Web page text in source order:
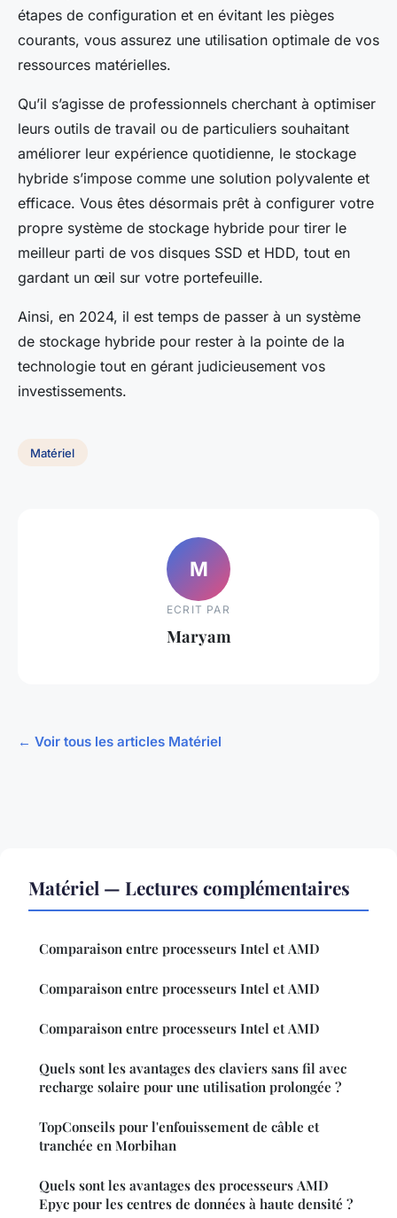
étapes de configuration et en évitant les pièges
courants, vous assurez une utilisation optimale de vos
ressources matérielles.
Qu’il s’agisse de professionnels cherchant à optimiser
leurs outils de travail ou de particuliers souhaitant
améliorer leur expérience quotidienne, le stockage
hybride s’impose comme une solution polyvalente et
efficace. Vous êtes désormais prêt à configurer votre
propre système de stockage hybride pour tirer le
meilleur parti de vos disques SSD et HDD, tout en
gardant un œil sur votre portefeuille.
Ainsi, en 2024, il est temps de passer à un système
de stockage hybride pour rester à la pointe de la
technologie tout en gérant judicieusement vos
investissements.
Matériel
M
ECRIT PAR
Maryam
← Voir tous les articles Matériel
Matériel — Lectures complémentaires
Comparaison entre processeurs Intel et AMD
Comparaison entre processeurs Intel et AMD
Comparaison entre processeurs Intel et AMD
Quels sont les avantages des claviers sans fil avec
recharge solaire pour une utilisation prolongée ?
TopConseils pour l'enfouissement de câble et
tranchée en Morbihan
Quels sont les avantages des processeurs AMD
Epyc pour les centres de données à haute densité ?